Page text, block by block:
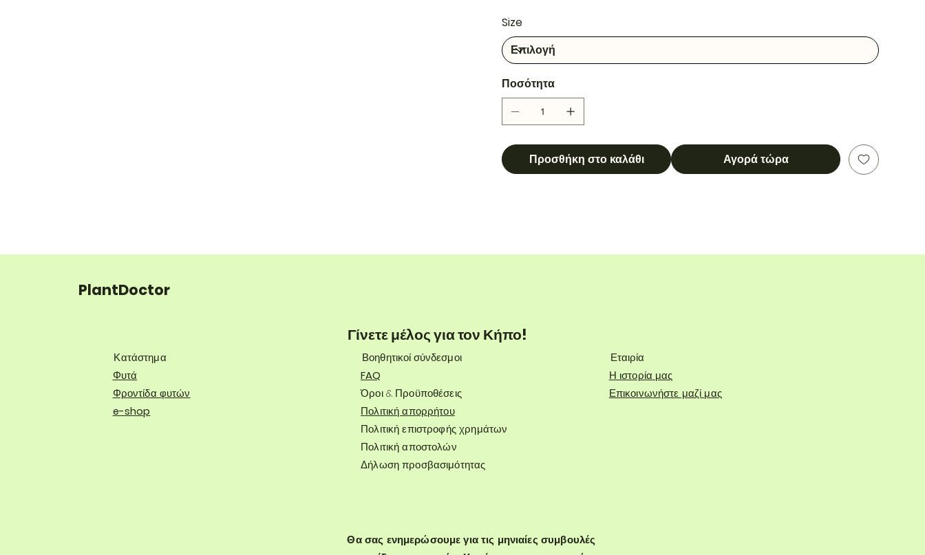
Size
Ποσότητα
Προσθήκη στο καλάθι Αγορά τώρα
PlantDoctor
Γίνετε μέλος για τον Κήπο!
Κατάστημα
Φυτά
Φροντίδα φυτών
e-shop
Βοηθητικοί σύνδεσμοι
FAQ
Όροι & Προϋποθέσεις
Πολιτική απορρήτου
Πολιτική επιστροφής χρημάτων
Πολιτική αποστολών
Δήλωση προσβασιμότητας
Εταιρία
Η ιστορία μας
Επικοινωνήστε μαζί μας
Θα σας ενημερώσουμε για τις μηνιαίες συμβουλές